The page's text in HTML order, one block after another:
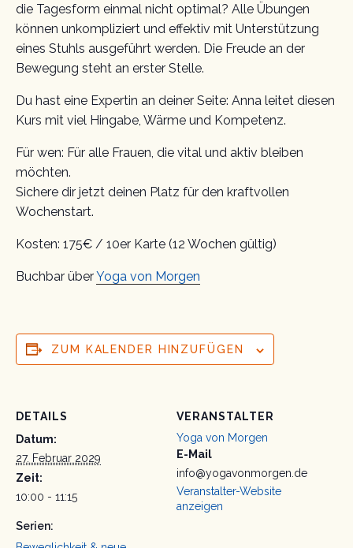
die Tagesform einmal nicht optimal? Alle Übungen
können unkompliziert und effektiv mit Unterstützung
eines Stuhls ausgeführt werden. Die Freude an der
Bewegung steht an erster Stelle.
Du hast eine Expertin an deiner Seite: Anna leitet diesen
Kurs mit viel Hingabe, Wärme und Kompetenz.
Für wen: Für alle Frauen, die vital und aktiv bleiben
möchten.
Sichere dir jetzt deinen Platz für den kraftvollen
Wochenstart.
Kosten: 175€ / 10er Karte (12 Wochen gültig)
Buchbar überYoga von Morgen
ZUM KALENDER HINZUFÜGEN
DETAILS
Datum:
27. Februar 2029
Zeit:
10:00 - 11:15
Serien:
VERANSTALTER
Yoga von Morgen
E-Mail
info@yogavonmorgen.de
Veranstalter-Website
anzeigen